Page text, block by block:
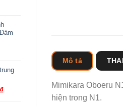
tại
₫.
₫Giá
Mô tả
Mimikara Oboeru
hiện trong N1.